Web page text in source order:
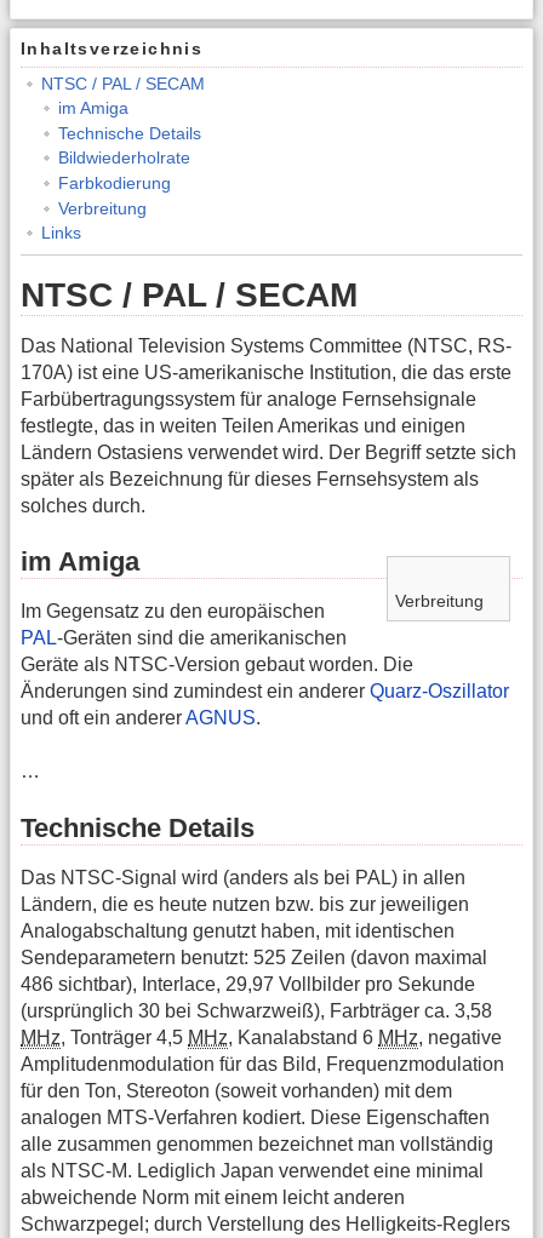
Inhaltsverzeichnis
NTSC / PAL / SECAM
im Amiga
Technische Details
Bildwiederholrate
Farbkodierung
Verbreitung
Links
NTSC / PAL / SECAM
Das National Television Systems Committee (NTSC, RS-
170A) ist eine US-amerikanische Institution, die das erste
Farbübertragungssystem für analoge Fernsehsignale
festlegte, das in weiten Teilen Amerikas und einigen
Ländern Ostasiens verwendet wird. Der Begriff setzte sich
später als Bezeichnung für dieses Fernsehsystem als
solches durch.
Verbreitung
im Amiga
Im Gegensatz zu den europäischen
PAL-Geräten sind die amerikanischen
Geräte als NTSC-Version gebaut worden. Die
Änderungen sind zumindest ein anderer Quarz-Oszillator
und oft ein andererAGNUS.
…
Technische Details
Das NTSC-Signal wird (anders als bei PAL) in allen
Ländern, die es heute nutzen bzw. bis zur jeweiligen
Analogabschaltung genutzt haben, mit identischen
Sendeparametern benutzt: 525 Zeilen (davon maximal
486 sichtbar), Interlace, 29,97 Vollbilder pro Sekunde
(ursprünglich 30 bei Schwarzweiß), Farbträger ca. 3,58
MHz, Tonträger 4,5 MHz, Kanalabstand 6 MHz, negative
Amplitudenmodulation für das Bild, Frequenzmodulation
für den Ton, Stereoton (soweit vorhanden) mit dem
analogen MTS-Verfahren kodiert. Diese Eigenschaften
alle zusammen genommen bezeichnet man vollständig
als NTSC-M. Lediglich Japan verwendet eine minimal
abweichende Norm mit einem leicht anderen
Schwarzpegel; durch Verstellung des Helligkeits-Reglers